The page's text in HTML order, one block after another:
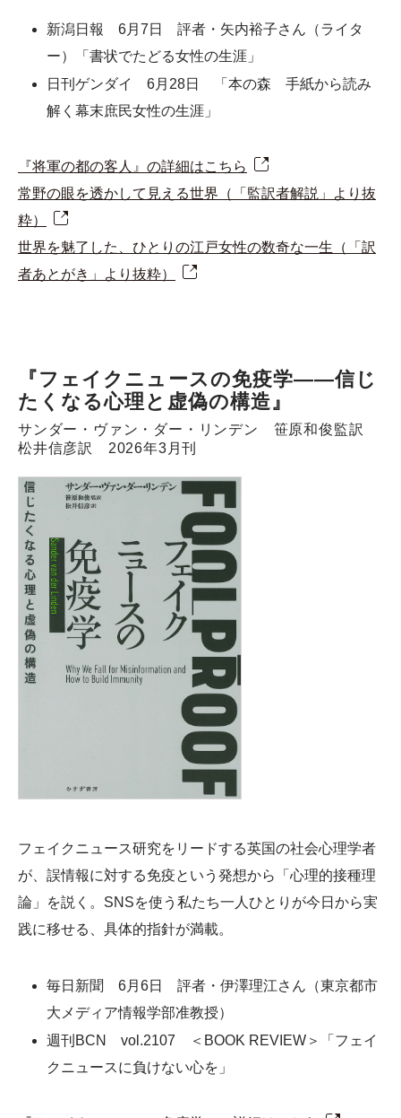
新潟日報 6月7日 評者・矢内裕子さん（ライタ
ー）「書状でたどる女性の生涯」
日刊ゲンダイ 6月28日 「本の森 手紙から読み
解く幕末庶民女性の生涯」
『将軍の都の客人』の詳細はこちら
常野の眼を透かして見える世界（「監訳者解説」より抜
粋）
世界を魅了した、ひとりの江戸女性の数奇な一生（「訳
者あとがき」より抜粋）
『フェイクニュースの免疫学――信じ
たくなる心理と虚偽の構造』
サンダー・ヴァン・ダー・リンデン 笹原和俊監訳
松井信彦訳 2026年3月刊
フェイクニュース研究をリードする英国の社会心理学者
が、誤情報に対する免疫という発想から「心理的接種理
論」を説く。SNSを使う私たち一人ひとりが今日から実
践に移せる、具体的指針が満載。
毎日新聞 6月6日 評者・伊澤理江さん（東京都市
大メディア情報学部准教授）
週刊BCN vol.2107 ＜BOOK REVIEW＞「フェイ
クニュースに負けない心を」